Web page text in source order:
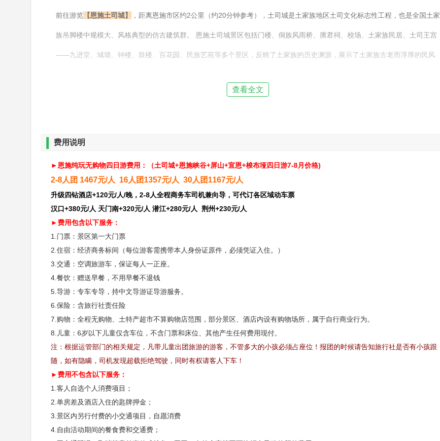
前往游览 【恩施土司城】 ，距离恩施市区约2公里（约20分钟参考），土司城是土家族地区土司文化标志性工程，也是全国土家
族吊脚楼中规模大、风格典型的仿古建筑群。 恩施土司城景区包括门楼、侗族风雨桥、廪君祠、校场、土家族民居、土司王宫
——九进堂、城墙、钟楼、鼓楼、百花园、民族艺苑等多个景区，反映了土家族的历史渊源，展示了土家族古老而淳厚的民风
世间男子不二心，天下女儿第一城！中国恩施土家女儿城，位于湖北省恩施市区七里坪，全国第八个人造古镇，仿
第二天 恩施大峡谷
早餐：含早 中餐：自理 晚餐：自理 住宿：恩施
早餐后乘车至恩施大峡谷景区，到达恩施大峡谷后乘坐景区换乘车（费用30元/人）
【云龙河地缝】 （游览时间约1.5小时），地缝位于恩施大峡谷山脚，全长近20公里，最深处近100米，地缝两侧绝壁陡峭，一
道道瀑布飞泻直下，水质清澈见底，在正午阳光下呈现出一弯弯彩虹，斑斑阳光洒入缝中，以险、俊、奇、幽的自然景象展现
区】（游览时间约3小时），景区由云龙河地缝、大楼门、中楼门、小楼门及绝壁组成，主要包括地缝、绝壁、奇峰、峡谷等地
质景观，是整个清江大断裂景观的精华，总面积23.9平方公里。目前已开放的游步道全长7.5公里，沿途景点有小龙门群峰、龙
查看全文
费用说明
► 恩施纯玩无购物四日游费用：（土司城+恩施峡谷+屏山+宣恩+梭布垭四日游7-8月价格)
2-8人团 1467元/人 16人团1357元/人 30人团1167元/人
升级四钻酒店+120元/人/晚，2-8人全程商务车司机兼向导，可代订各区域动车票
汉口+380元/人 天门南+320元/人 潜江+280元/人 荆州+230元/人
►费用包含以下服务：
1.门票：景区第一大门票
2.住宿：经济商务标间（每位游客需携带本人身份证原件，必须凭证入住。）
3.交通：空调旅游车，保证每人一正座。
4.餐饮：赠送早餐，不用早餐不退钱
5.导游：专车专导，持中文导游证导游服务。
6.保险：含旅行社责任险
7.购物：全程无购物、土特产超市不算购物店范围，部分景区、酒店内设有购物场所，属于自行商业行为。
8.儿童：6岁以下儿童仅含车位，不含门票和床位、其他产生任何费用现付。
注：根据运管部门的相关规定，凡带儿童出团旅游的游客，不管多大的小孩必须占座位！报团的时候请告知旅行社是否有小孩跟
随，如有隐瞒，司机发现超载拒绝驾驶，同时有权请客人下车！
►费用不包含以下服务：
1.客人自选个人消费项目；
2.单房差及酒店入住的匙牌押金；
3.景区内另行付费的小交通项目，自愿消费
4.自由活动期间的餐食费和交通费；